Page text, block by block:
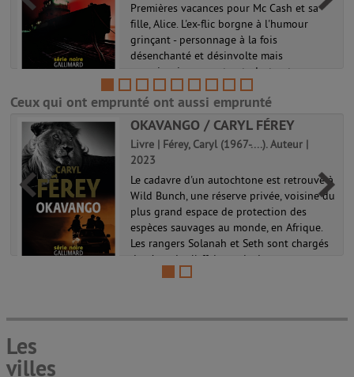
Premières vacances pour Mc Cash et sa
fille, Alice. L'ex-flic borgne à l'humour
grinçant - personnage à la fois
désenchanté et désinvolte mais
consciencieusement autodestructeur - en
profite pour faire l'apprentissage tardif de
la...
Ceux qui ont emprunté ont aussi emprunté
OKAVANGO / CARYL FÉREY
Livre | Férey, Caryl (1967-....). Auteur |
2023
Le cadavre d'un autochtone est retrouvé à
Wild Bunch, une réserve privée, voisine du
plus grand espace de protection des
espèces sauvages au monde, en Afrique.
Les rangers Solanah et Seth sont chargés
de résoudre l'affaire mais do...
Les
villes